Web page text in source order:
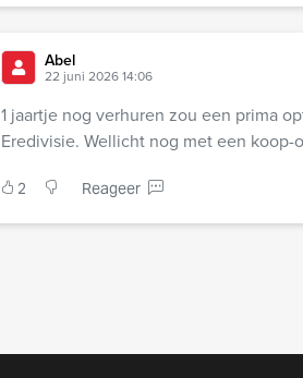
Abel
22 juni 2026 14:06
1 jaartje nog verhuren zou een prima
Eredivisie. Wellicht nog met een koop-
2 Reageer